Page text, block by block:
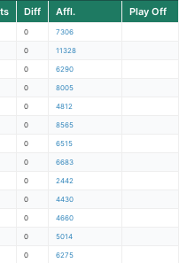
Diff Affl. Play Off
0 7306
0 11328
0 6290
0 8005
0 4812
0 8565
0 6515
0 6683
0 2442
0 4430
0 4660
0 5014
0 6275